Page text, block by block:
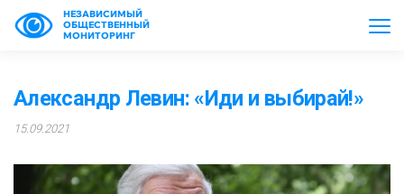
НЕЗАВИСИМЫЙ
ОБЩЕСТВЕННЫЙ
МОНИТОРИНГ
Александр Левин: «Иди и выбирай!»
15.09.2021